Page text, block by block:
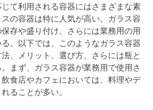
て利用される容器にはさまざまな素
の容器は特に人気が高い。 ガラス容
存や盛り付け、さらには業務用の用
。以下では、このようなガラス容器
、メリット、選び方、さらには瓶と
まず、ガラス容器が業務用で使用さ
食店やカフェにおいては、料理やデ
ることが多い。